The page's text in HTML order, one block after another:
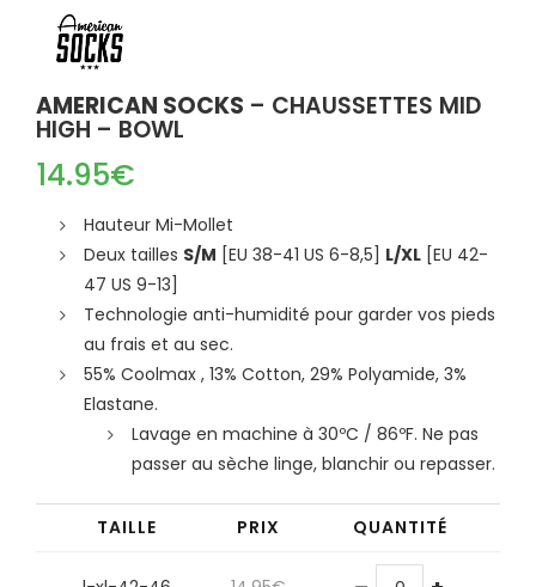
AMERICAN SOCKS – CHAUSSETTES MID
HIGH – BOWL
14.95€
Hauteur Mi-Mollet
Deux tailles S/M [EU 38-41 US 6-8,5] L/XL [EU 42-
47 US 9-13]
Technologie anti-humidité pour garder vos pieds
au frais et au sec.
55% Coolmax , 13% Cotton, 29% Polyamide, 3%
Elastane.
Lavage en machine à 30ºC / 86ºF. Ne pas
passer au sèche linge, blanchir ou repasser.
TAILLE PRIX QUANTITÉ